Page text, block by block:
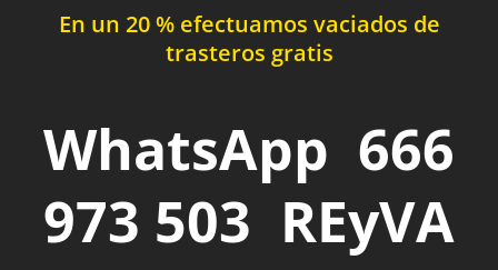
En un 20 % efectuamos vaciados de
trasteros gratis
WhatsApp 666
973 503 REyVA